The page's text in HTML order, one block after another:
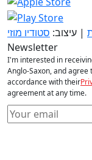
| עיצוב: סטודיו מוזי
Newsletter
I'm interested in
Anglo-Saxon, and
accordance with their
agreement at any time.